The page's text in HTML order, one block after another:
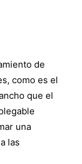
de
como es el
que el
una
las